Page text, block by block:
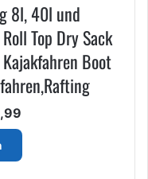
8l, 40l und
Top Dry Sack
Boot
€20,99
€21,99